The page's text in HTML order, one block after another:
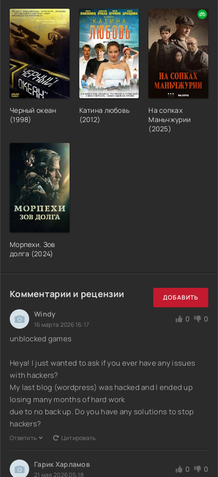
Черный океан
(1998)
Катина любовь
(2012)
На сопках
Маньчжурии
(2025)
Морпехи. Зов
долга (2024)
Комментарии и рецензии ДОБАВИТЬ
Windy
16 марта 2026 16:17
0 0
unblocked games
Heya! I just wanted to ask if you ever have any issues
with hackers?
My last blog (wordpress) was hacked and I ended up
losing many months of hard work
due to no back up. Do you have any solutions to stop
hackers?
Ответить Цитировать
Гарик Харламов
21 мая 2026 05:18
0 0